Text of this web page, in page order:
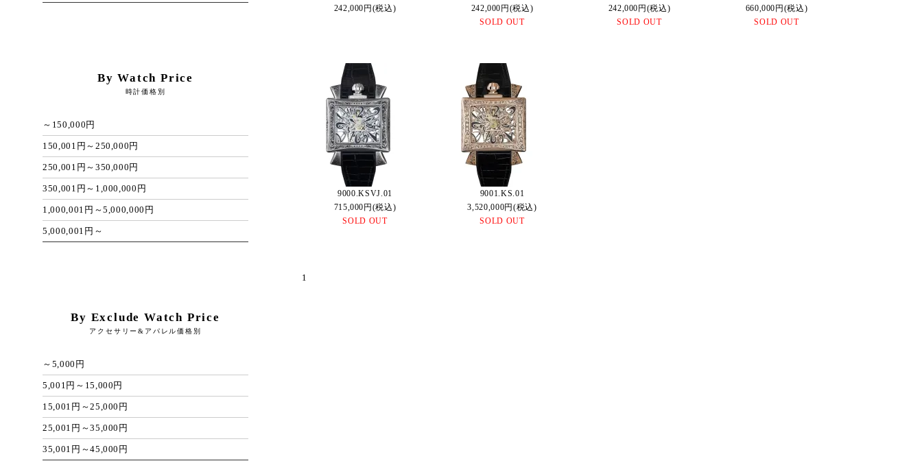
242,000円(税込)
242,000円(税込)
SOLD OUT
242,000円(税込)
SOLD OUT
660,000円(税込)
SOLD OUT
9000.KSVJ.01
715,000円(税込)
SOLD OUT
9001.KS.01
3,520,000円(税込)
SOLD OUT
1
By Watch Price
時計価格別
～150,000円
150,001円～250,000円
250,001円～350,000円
350,001円～1,000,000円
1,000,001円～5,000,000円
5,000,001円～
By Exclude Watch Price
アクセサリー&アパレル価格別
～5,000円
5,001円～15,000円
15,001円～25,000円
25,001円～35,000円
35,001円～45,000円